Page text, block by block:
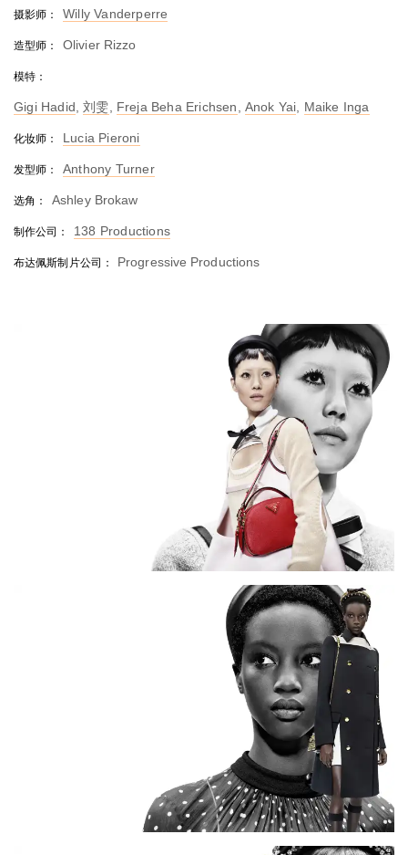
摄影师： Willy Vanderperre
造型师： Olivier Rizzo
模特：
Gigi Hadid ,刘雯 Freja Beha Erichsen Anok Yai Maike Inga
化妆师： Lucia Pieroni
发型师： Anthony Turner
选角： Ashley Brokaw
制作公司： 138 Productions
布达佩斯制片公司： Progressive Productions